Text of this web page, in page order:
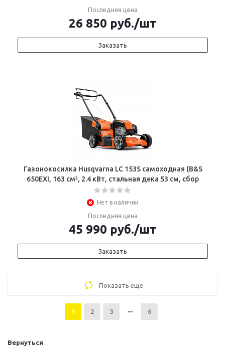
Последняя цена
26 850 руб./шт
Заказать
Газонокосилка Husqvarna LC 153S самоходная (B&S
650EXI, 163 см³, 2.4 кВт, стальная дека 53 cм, сбор
Нет в наличии
Последняя цена
45 990 руб./шт
Заказать
Показать еще
1 2 3 6
Вернуться